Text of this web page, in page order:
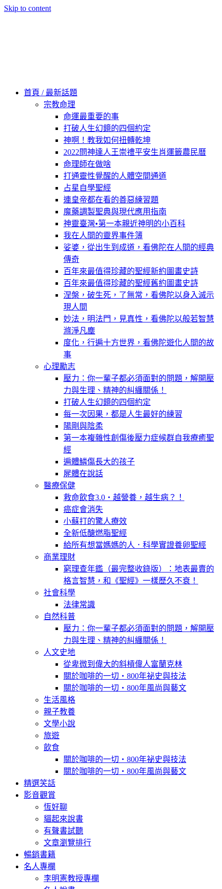
Skip to content
首頁 / 最新話題
宗教命理
命運最重要的事
打破人生幻鏡的四個約定
神啊！教我如何扭轉乾坤
2022問神達人王崇禮平安生肖運籤農民曆
命理師在做啥
打通靈性覺醒的人體空間通道
占星自學聖經
連皇帝都在看的善惡練習題
魔藥調製聖典與現代應用指南
神靈臺灣•第一本親近神明的小百科
我在人間的靈界事件簿
娑婆，從出生到成道，看佛陀在人間的經典
傳奇
百年來最值得珍藏的聖經新約圖畫史詩
百年來最值得珍藏的聖經舊約圖畫史詩
涅槃，破生死，了無常，看佛陀以身入滅示
現人間
妙法，明法門，見真性，看佛陀以般若智慧
滌淨凡塵
度化，行遍十方世界，看佛陀遊化人間的故
事
心理勵志
壓力：你一輩子都必須面對的問題，解開壓
力與生理、精神的糾纏關係！
打破人生幻鏡的四個約定
每一次因果，都是人生最好的練習
陽剛與陰柔
第一本複雜性創傷後壓力症候群自我療癒聖
經
遍體鱗傷長大的孩子
屍體在說話
醫療保健
救命飲食3.0‧越營養，越生病？！
癌症會消失
小蘇打的驚人療效
全新低醣燃脂聖經
給所有想當媽媽的人．科學實證養卵聖經
商業理財
窮理查年鑑（最完整收錄版）：地表最賣的
格言智慧，和《聖經》一樣歷久不衰！
社會科學
法律常識
自然科普
壓力：你一輩子都必須面對的問題，解開壓
力與生理、精神的糾纏關係！
人文史地
從卑微到偉大的斜槓偉人富蘭克林
關於咖啡的一切‧800年祕史與技法
關於咖啡的一切‧800年風尚與藝文
生活風格
親子教養
文學小說
旅遊
飲食
關於咖啡的一切‧800年祕史與技法
關於咖啡的一切‧800年風尚與藝文
精選笑話
影音觀賞
恆好聊
貓起來說書
有聲書試聽
文章瀏覽排行
暢銷書籍
名人專欄
李明憲教授專欄